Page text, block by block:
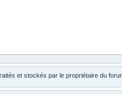
et stockés par le propriétaire du